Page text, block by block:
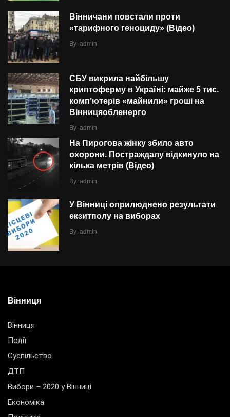
Вінничани повстали проти
«тарифного геноциду» (Відео)
By admin
СБУ викрила найбільшу
криптоферму в Україні: майже 5 тис.
комп’ютерів «майнили» гроші на
Вінницяобленерго
By admin
На Пирогова жінку збило авто
охорони. Постраждалу відкинуло на
кілька метрів (Відео)
By admin
У Вінниці оприлюднено результати
екзитполу на виборах
By admin
Вінниця
Вінниця
Події
Суспільство
ДТП
Вибори – 2020 у Вінниці
Економіка